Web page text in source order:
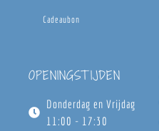
Cadeaubon
OPENINGSTIJDEN
Donderdag en Vrijdag
11:00 - 17:30